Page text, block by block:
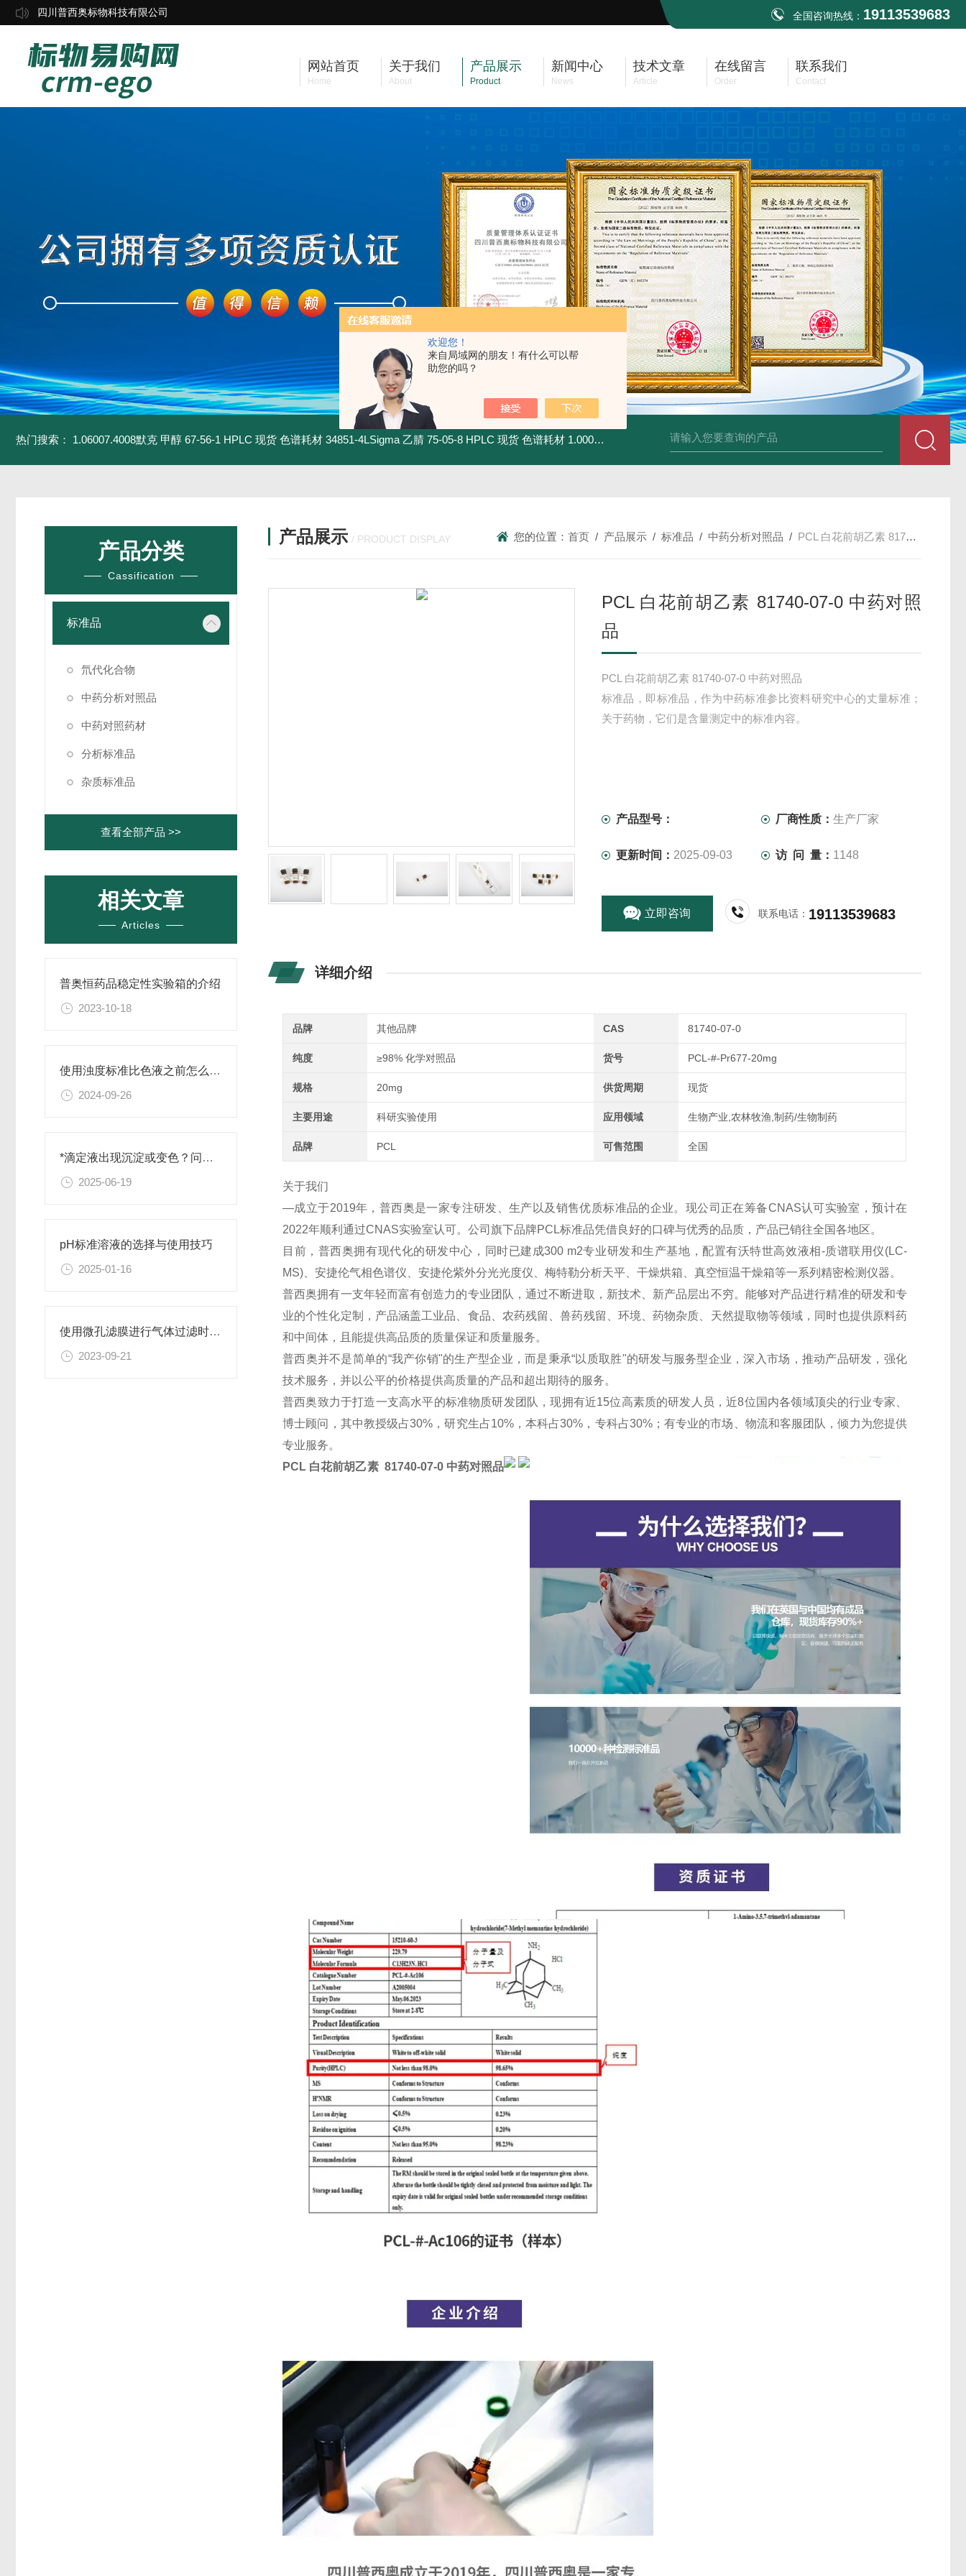
欢迎您！
来自局域网的朋友！有什么可以帮
助您的吗？
四川普西奥标物科技有限公司 全国咨询热线： 19113539683
网站首页
Home
关于我们
About
产品展示
Product
新闻中心
News
技术文章
Article
在线留言
Order
联系我们
Contact
热门搜索： 1.06007.4008默克 甲醇 67-56-1 HPLC 现货 色谱耗材 34851-4LSigma 乙腈 75-05-8 HPLC 现货 色谱耗材 1.00030.4008默克 乙腈 75-05-8 HPLC 现货 色谱耗材 34860-4L-Rsigma 甲醇 67-
产品分类
Cassification
标准品
氘代化合物
中药分析对照品
中药对照药材
分析标准品
杂质标准品
查看全部产品 >>
相关文章
Articles
普奥恒药品稳定性实验箱的介绍
2023-10-18
使用浊度标准比色液之前怎么可以不了解这些！
2024-09-26
*滴定液出现沉淀或变色？问题排查与解决
2025-06-19
pH标准溶液的选择与使用技巧
2025-01-16
使用微孔滤膜进行气体过滤时，有哪些注意事项和常见问题需要关注？
2023-09-21
产品展示 / PRODUCT DISPLAY 您的位置：首页 / 产品展示 /标准品 /中药分析对照品 / PCL 白花前胡乙素 81740-07-0 中药对照品
PCL 白花前胡乙素 81740-07-0 中药对照
品
PCL 白花前胡乙素 81740-07-0 中药对照品
标准品，即标准品，作为中药标准参比资料研究中心的丈量标准；
关于药物，它们是含量测定中的标准内容。
产品型号： 厂商性质：生产厂家
更新时间： 2025-09-03 访 问 量： 1148
立即咨询 联系电话： 19113539683
详细介绍
品牌 其他品牌 CAS 81740-07-0
纯度 ≥98% 化学对照品 货号 PCL-#-Pr677-20mg
规格 20mg 供货周期 现货
主要用途 科研实验使用 应用领域 生物产业,农林牧渔,制药/生物制药
品牌 PCL 可售范围 全国
关于我们
—成立于2019年，普西奥是一家专注研发、生产以及销售优质标准品的企业。现公司正在筹备CNAS认可实验室，预计在
2022年顺利通过CNAS实验室认可。公司旗下品牌PCL标准品凭借良好的口碑与优秀的品质，产品已销往全国各地区。
目前，普西奥拥有现代化的研发中心，同时已建成300 m2专业研发和生产基地，配置有沃特世高效液相-质谱联用仪(LC-
MS)、安捷伦气相色谱仪、安捷伦紫外分光光度仪、梅特勒分析天平、干燥烘箱、真空恒温干燥箱等一系列精密检测仪器。
普西奥拥有一支年轻而富有创造力的专业团队，通过不断进取，新技术、新产品层出不穷。能够对产品进行精准的研发和专
业的个性化定制，产品涵盖工业品、食品、农药残留、兽药残留、环境、药物杂质、天然提取物等领域，同时也提供原料药
和中间体，且能提供高品质的质量保证和质量服务。
普西奥并不是简单的“我产你销"的生产型企业，而是秉承“以质取胜"的研发与服务型企业，深入市场，推动产品研发，强化
技术服务，并以公平的价格提供高质量的产品和超出期待的服务。
普西奥致力于打造一支高水平的标准物质研发团队，现拥有近15位高素质的研发人员，近8位国内各领域顶尖的行业专家、
博士顾问，其中教授级占30%，研究生占10%，本科占30%，专科占30%；有专业的市场、物流和客服团队，倾力为您提供
专业服务。
PCL 白花前胡乙素 81740-07-0 中药对照品